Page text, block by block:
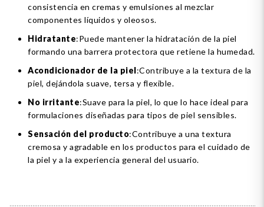
consistencia en cremas y emulsiones al mezclar
componentes líquidos y oleosos.
Hidratante:Puede mantener la hidratación de la piel
formando una barrera protectora que retiene la humedad.
Acondicionador de la piel:Contribuye a la textura de la
piel, dejándola suave, tersa y flexible.
No irritante:Suave para la piel, lo que lo hace ideal para
formulaciones diseñadas para tipos de piel sensibles.
Sensación del producto:Contribuye a una textura
cremosa y agradable en los productos para el cuidado de
la piel y a la experiencia general del usuario.